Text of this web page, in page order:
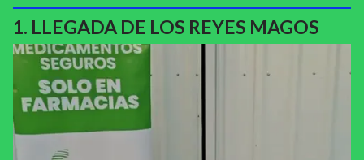
LLEGADA DE LOS REYES MAGOS